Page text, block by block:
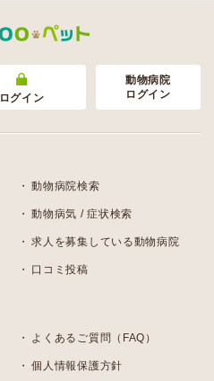
ログイン
動物病院
ログイン
動物病院検索
動物病気 / 症状検索
求人を募集している動物病院
口コミ投稿
よくあるご質問（FAQ）
個人情報保護方針